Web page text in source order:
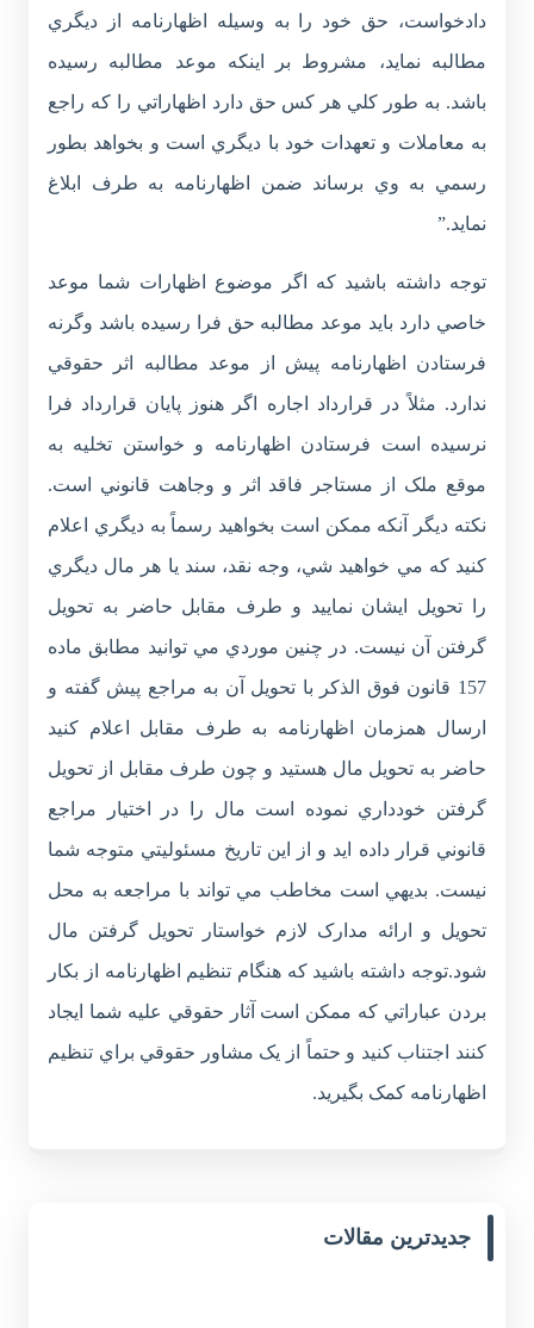
دادخواست، حق خود را به وسيله اظهارنامه از ديگري
مطالبه نمايد، مشروط بر اينکه موعد مطالبه رسيده
باشد. به طور کلي هر کس حق دارد اظهاراتي را که راجع
به معاملات و تعهدات خود با ديگري است و بخواهد بطور
رسمي به وي برساند ضمن اظهارنامه به طرف ابلاغ
نمايد.”
توجه داشته باشيد که اگر موضوع اظهارات شما موعد
خاصي دارد بايد موعد مطالبه حق فرا رسيده باشد وگرنه
فرستادن اظهارنامه پيش از موعد مطالبه اثر حقوقي
ندارد. مثلاً در قرارداد اجاره اگر هنوز پايان قرارداد فرا
نرسيده است فرستادن اظهارنامه و خواستن تخليه به
موقع ملک از مستاجر فاقد اثر و وجاهت قانوني است.
نکته ديگر آنکه ممکن است بخواهيد رسماً به ديگري اعلام
کنيد که مي خواهيد شي، وجه نقد، سند يا هر مال ديگري
را تحويل ايشان نماييد و طرف مقابل حاضر به تحويل
گرفتن آن نيست. در چنين موردي مي توانيد مطابق ماده
157 قانون فوق الذکر با تحويل آن به مراجع پيش گفته و
ارسال همزمان اظهارنامه به طرف مقابل اعلام کنيد
حاضر به تحويل مال هستيد و چون طرف مقابل از تحويل
گرفتن خودداري نموده است مال را در اختيار مراجع
قانوني قرار داده ايد و از اين تاريخ مسئوليتي متوجه شما
نيست. بديهي است مخاطب مي تواند با مراجعه به محل
تحويل و ارائه مدارک لازم خواستار تحويل گرفتن مال
شود.توجه داشته باشيد که هنگام تنظيم اظهارنامه از بکار
بردن عباراتي که ممکن است آثار حقوقي عليه شما ايجاد
کنند اجتناب کنيد و حتماً از يک مشاور حقوقي براي تنظيم
اظهارنامه کمک بگيريد.
جدیدترین مقالات